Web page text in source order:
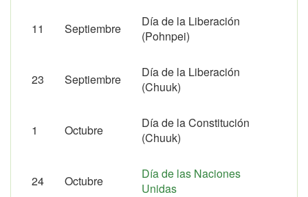
11 Septiembre
Día de la Liberación
(Pohnpei)
23 Septiembre
Día de la Liberación
(Chuuk)
1 Octubre
Día de la Constitución
(Chuuk)
24 Octubre
Día de las Naciones
Unidas